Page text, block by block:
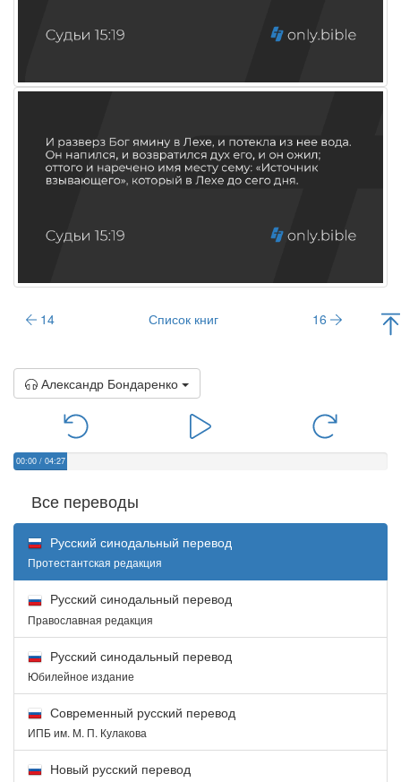
14 Список книг 16
Александр Бондаренко
00:00 / 04:27
Все переводы
Русский синодальный перевод
Протестантская редакция
Русский синодальный перевод
Православная редакция
Русский синодальный перевод
Юбилейное издание
Современный русский перевод
ИПБ им. М. П. Кулакова
Новый русский перевод